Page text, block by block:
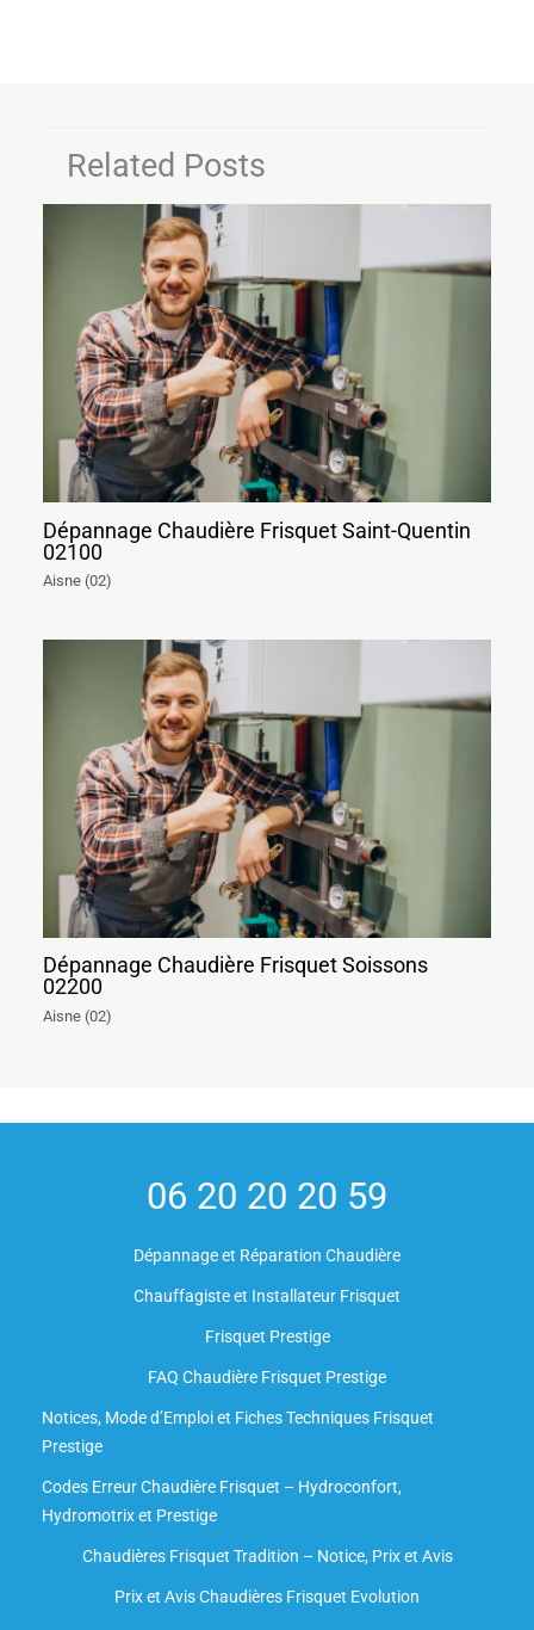
Related Posts
Dépannage Chaudière Frisquet Saint-Quentin
02100
Aisne (02)
Dépannage Chaudière Frisquet Soissons
02200
Aisne (02)
06 20 20 20 59
Dépannage et Réparation Chaudière
Chauffagiste et Installateur Frisquet
Frisquet Prestige
FAQ Chaudière Frisquet Prestige
Notices, Mode d’Emploi et Fiches Techniques Frisquet
Prestige
Codes Erreur Chaudière Frisquet – Hydroconfort,
Hydromotrix et Prestige
Chaudières Frisquet Tradition – Notice, Prix et Avis
Prix et Avis Chaudières Frisquet Evolution